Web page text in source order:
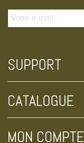
SUPPORT
CATALOGUE
MON COMPTE